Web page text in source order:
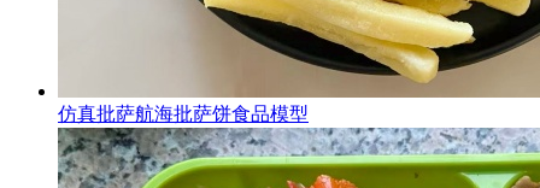
仿真批萨航海批萨饼食品模型